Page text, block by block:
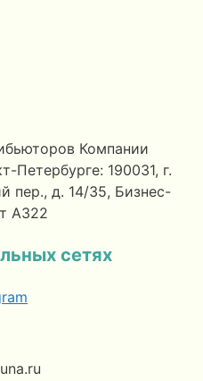
Компании
Петербурге: 190031, г.
пер., д. 14/35, Бизнес-
А322
сетях